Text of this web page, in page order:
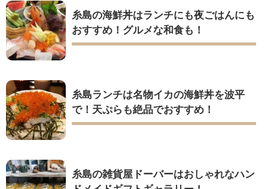
糸島の海鮮丼はランチにも夜ごはんにも
おすすめ！グルメな和食も！
糸島ランチは名物イカの海鮮丼を波平
で！天ぷらも絶品でおすすめ！
糸島の雑貨屋ドーバーはおしゃれなハン